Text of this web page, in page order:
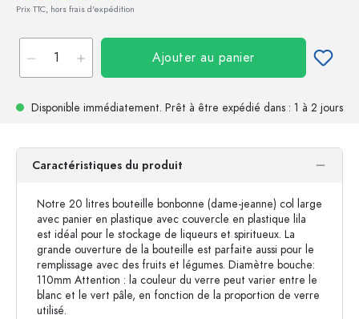
Prix TTC, hors frais d'expédition
Ajouter au panier
Disponible immédiatement. Prêt à être expédié dans : 1 à 2 jours
Caractéristiques du produit
Notre 20 litres bouteille bonbonne (dame-jeanne) col large
avec panier en plastique avec couvercle en plastique lila
est idéal pour le stockage de liqueurs et spiritueux. La
grande ouverture de la bouteille est parfaite aussi pour le
remplissage avec des fruits et légumes. Diamètre bouche:
110mm Attention : la couleur du verre peut varier entre le
blanc et le vert pâle, en fonction de la proportion de verre
utilisé.